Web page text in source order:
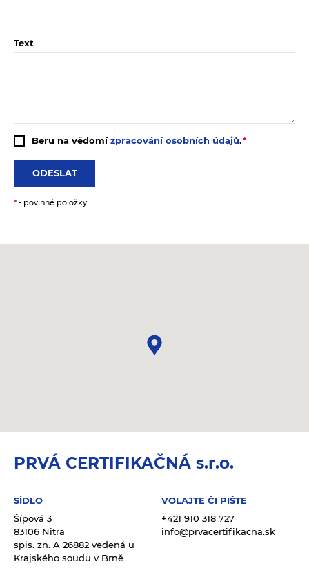
Text
Beru na vědomízpracování osobních údajů.
ODESLAT
* - povinné položky
PRVÁ CERTIFIKAČNÁ s.r.o.
SÍDLO
Šípová 3
83106 Nitra
spis. zn. A 26882 vedená u
Krajského soudu v Brně
VOLAJTE ČI PIŠTE
+421 910 318 727
info@prvacertifikacna.sk